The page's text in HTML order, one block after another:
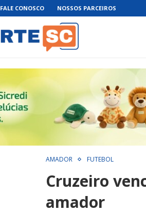
FALE CONOSCO NOSSOS PARCEIROS
AMADOR FUTEBOL
Cruzeiro
amador